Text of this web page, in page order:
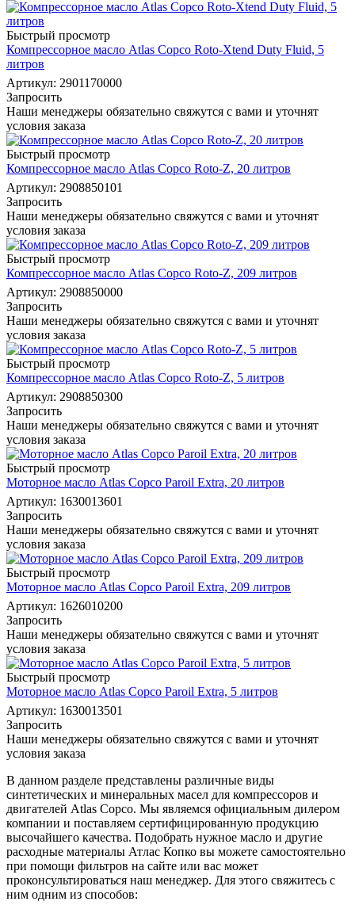
Быстрый просмотр
Компрессорное масло Atlas Copco Roto-Xtend Duty Fluid, 5
литров
Артикул: 2901170000
Запросить
Наши менеджеры обязательно свяжутся с вами и уточнят
условия заказа
Быстрый просмотр
Компрессорное масло Atlas Copco Roto-Z, 20 литров
Артикул: 2908850101
Запросить
Наши менеджеры обязательно свяжутся с вами и уточнят
условия заказа
Быстрый просмотр
Компрессорное масло Atlas Copco Roto-Z, 209 литров
Артикул: 2908850000
Запросить
Наши менеджеры обязательно свяжутся с вами и уточнят
условия заказа
Быстрый просмотр
Компрессорное масло Atlas Copco Roto-Z, 5 литров
Артикул: 2908850300
Запросить
Наши менеджеры обязательно свяжутся с вами и уточнят
условия заказа
Быстрый просмотр
Моторное масло Atlas Copco Paroil Extra, 20 литров
Артикул: 1630013601
Запросить
Наши менеджеры обязательно свяжутся с вами и уточнят
условия заказа
Быстрый просмотр
Моторное масло Atlas Copco Paroil Extra, 209 литров
Артикул: 1626010200
Запросить
Наши менеджеры обязательно свяжутся с вами и уточнят
условия заказа
Быстрый просмотр
Моторное масло Atlas Copco Paroil Extra, 5 литров
Артикул: 1630013501
Запросить
Наши менеджеры обязательно свяжутся с вами и уточнят
условия заказа
В данном разделе представлены различные виды
синтетических и минеральных масел для компрессоров и
двигателей Atlas Copco. Мы являемся официальным дилером
компании и поставляем сертифицированную продукцию
высочайшего качества. Подобрать нужное масло и другие
расходные материалы Атлас Копко вы можете самостоятельно
при помощи фильтров на сайте или вас может
проконсультироваться наш менеджер. Для этого свяжитесь с
ним одним из способов: